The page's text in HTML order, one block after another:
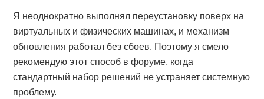
Я неоднократно выполнял переустановку поверх на
виртуальных и физических машинах, и механизм
обновления работал без сбоев. Поэтому я смело
рекомендую этот способ в форуме, когда
стандартный набор решений не устраняет системную
проблему.